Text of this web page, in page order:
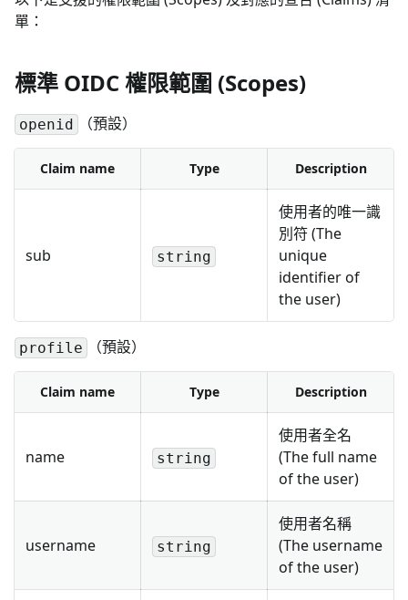
單：
標準 OIDC 權限範圍 (Scopes)
openid （預設）
Claim name Type Description
sub string
使用者的唯一識
別符 (The
unique
identifier of
the user)
profile （預設）
Claim name Type Description
name string
使用者全名
(The full name
of the user)
username string
使用者名稱
(The username
of the user)